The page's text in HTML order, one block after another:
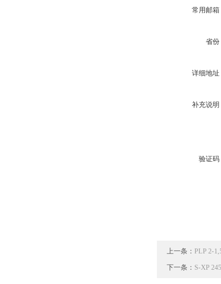
常用邮箱
省份
详细地址
补充说明
验证码
上一条： PLP 2-
下一条： S-XP